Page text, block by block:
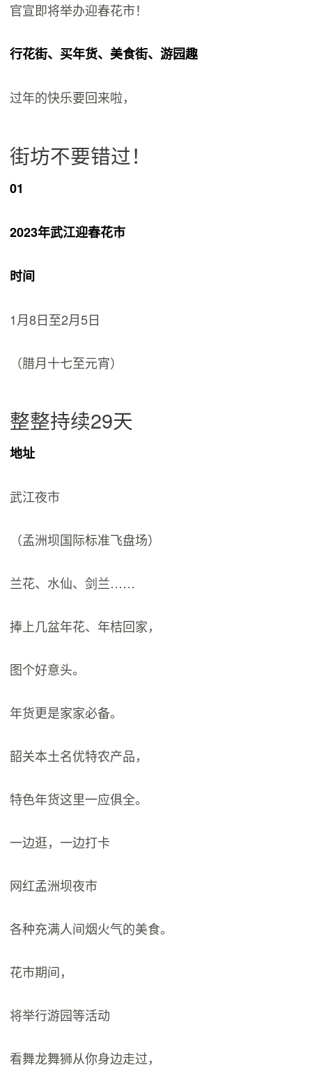
官宣即将举办迎春花市！
行花街、买年货、美食街、游园趣
过年的快乐要回来啦，
街坊不要错过！
01
2023年武江迎春花市
时间
1月8日至2月5日
（腊月十七至元宵）
整整持续29天
地址
武江夜市
（孟洲坝国际标准飞盘场）
兰花、水仙、剑兰……
捧上几盆年花、年桔回家，
图个好意头。
年货更是家家必备。
韶关本土名优特农产品，
特色年货这里一应俱全。
一边逛，一边打卡
网红孟洲坝夜市
各种充满人间烟火气的美食。
花市期间，
将举行游园等活动
看舞龙舞狮从你身边走过，